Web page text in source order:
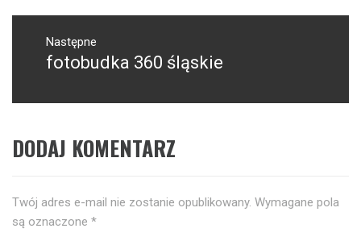
Następne
Następny
fotobudka 360 śląskie
DODAJ KOMENTARZ
Twój adres e-mail nie zostanie opublikowany. Wymagane pola
są oznaczone *